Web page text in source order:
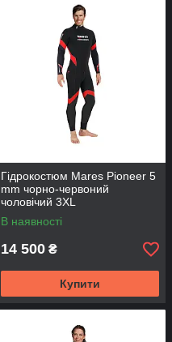
Гідрокостюм Mares Pioneer 5
mm чорно-червоний
чоловічий 3XL
В наявності
14 500 ₴
Купити